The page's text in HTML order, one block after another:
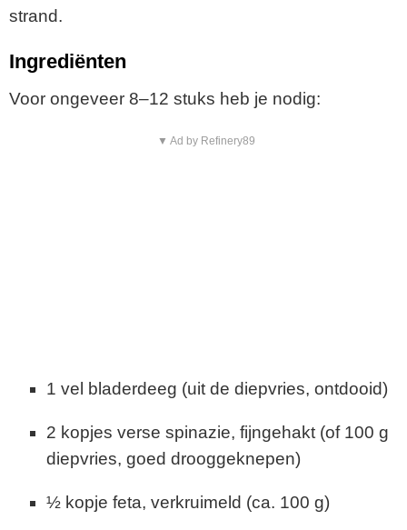
strand.
Ingrediënten
Voor ongeveer 8–12 stuks heb je nodig:
▼ Ad by Refinery89
1 vel bladerdeeg (uit de diepvries, ontdooid)
2 kopjes verse spinazie, fijngehakt (of 100 g
diepvries, goed drooggeknepen)
½ kopje feta, verkruimeld (ca. 100 g)